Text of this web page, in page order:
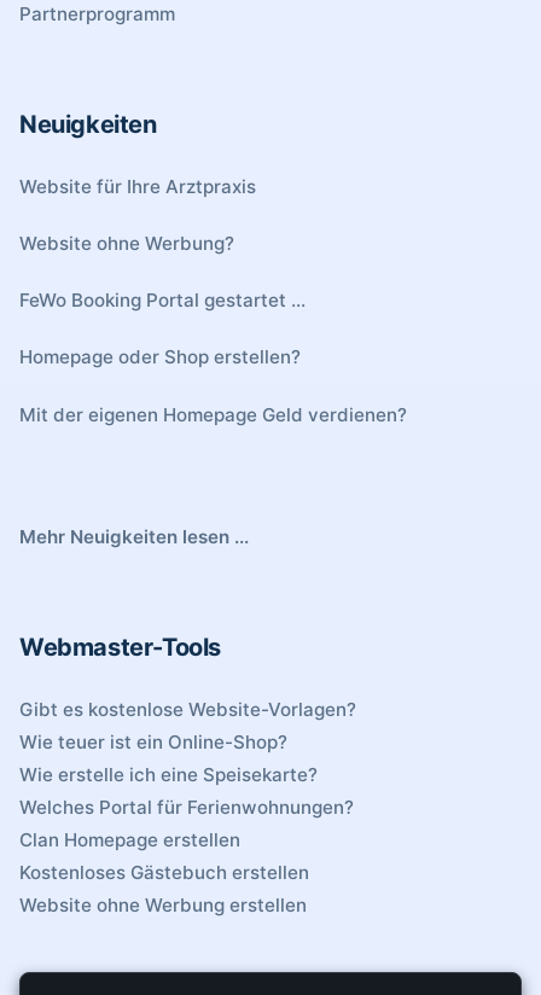
Partnerprogramm
Neuigkeiten
Website für Ihre Arztpraxis
Website ohne Werbung?
FeWo Booking Portal gestartet ...
Homepage oder Shop erstellen?
Mit der eigenen Homepage Geld verdienen?
Mehr Neuigkeiten lesen ...
Webmaster-Tools
Gibt es kostenlose Website-Vorlagen?
Wie teuer ist ein Online-Shop?
Wie erstelle ich eine Speisekarte?
Welches Portal für Ferienwohnungen?
Clan Homepage erstellen
Kostenloses Gästebuch erstellen
Website ohne Werbung erstellen